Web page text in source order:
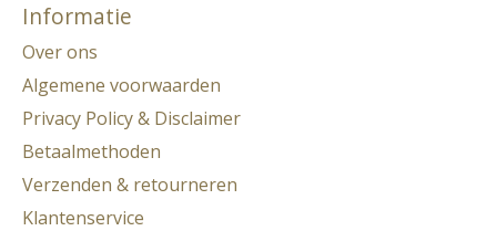
Informatie
Over ons
Algemene voorwaarden
Privacy Policy & Disclaimer
Betaalmethoden
Verzenden & retourneren
Klantenservice